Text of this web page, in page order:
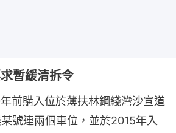
暫緩清拆令
前購入位於薄扶林鋼綫灣沙宣道
號連兩個車位，並於2015年入